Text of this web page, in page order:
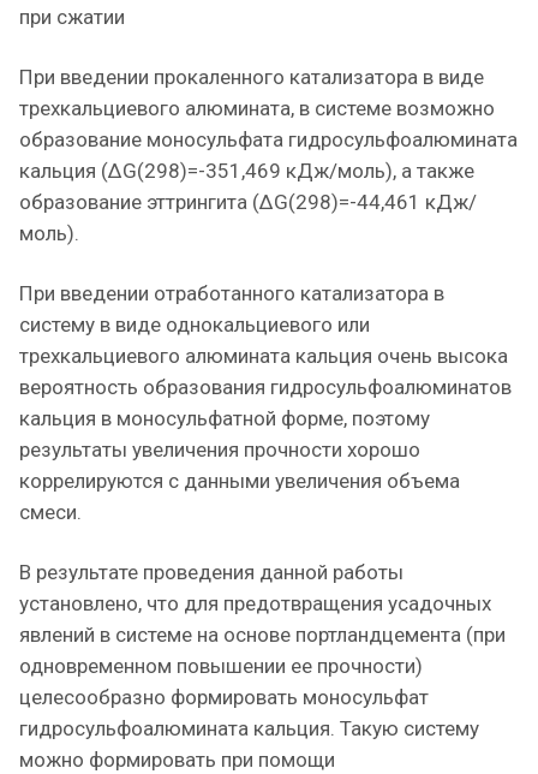
при сжатии
При введении прокаленного катализатора в виде
трехкальциевого алюмината, в системе возможно
образование моносульфата гидросульфоалюмината
кальция (ΔG(298)=-351,469 кДж/моль), а также
образование эттрингита (ΔG(298)=-44,461 кДж/
моль).
При введении отработанного катализатора в
систему в виде однокальциевого или
трехкальциевого алюмината кальция очень высока
вероятность образования гидросульфоалюминатов
кальция в моносульфатной форме, поэтому
результаты увеличения прочности хорошо
коррелируются с данными увеличения объема
смеси.
В результате проведения данной работы
установлено, что для предотвращения усадочных
явлений в системе на основе портландцемента (при
одновременном повышении ее прочности)
целесообразно формировать моносульфат
гидросульфоалюмината кальция. Такую систему
можно формировать при помощи